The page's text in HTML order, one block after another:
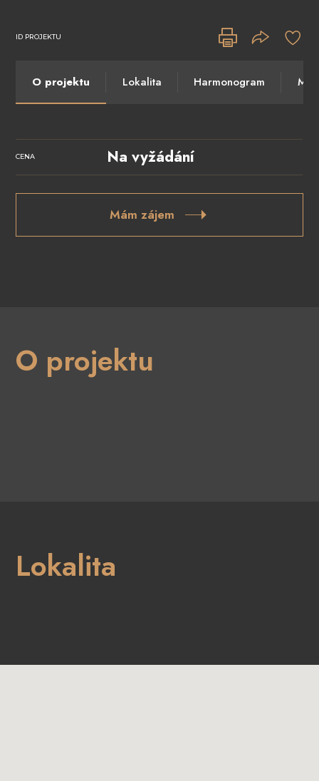
ID PROJEKTU
O projektu Lokalita Harmonogram
CENA Na vyžádání
Mám zájem
O projektu
Lokalita